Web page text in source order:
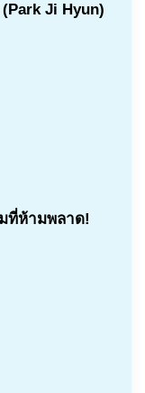
Ji Hyun)
ที่ห้ามพลาด!